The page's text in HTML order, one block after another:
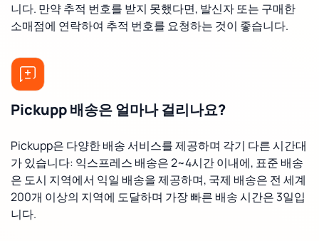
니다. 만약 추적 번호를 받지 못했다면, 발신자 또는 구매한
소매점에 연락하여 추적 번호를 요청하는 것이 좋습니다.
Pickupp 배송은 얼마나 걸리나요?
Pickupp은 다양한 배송 서비스를 제공하며 각기 다른 시간대
가 있습니다: 익스프레스 배송은 2~4시간 이내에, 표준 배송
은 도시 지역에서 익일 배송을 제공하며, 국제 배송은 전 세계
200개 이상의 지역에 도달하며 가장 빠른 배송 시간은 3일입
니다.